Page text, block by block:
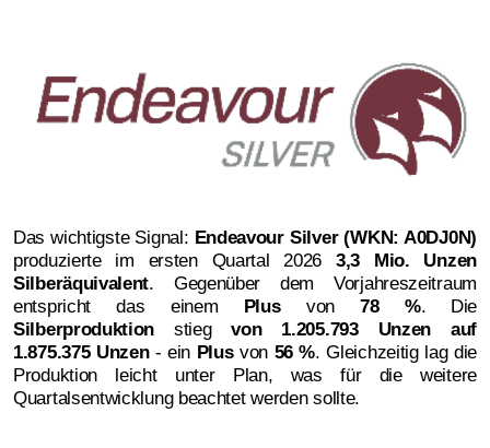
Das wichtigste Signal: Endeavour Silver (WKN: A0DJ0N)
produzierte im ersten Quartal 2026 3,3 Mio. Unzen
Silberäquivalent. Gegenüber dem Vorjahreszeitraum
entspricht das einem Plusvon78 %.
Die
Silberproduktion stiegvon 1.205.793 Unzen
auf
1.875.375 Unzen- ein Plusvon 56 %. Gleichzeitig lag die
Produktion leicht unter Plan, was für die weitere
Quartalsentwicklung beachtet werden sollte.